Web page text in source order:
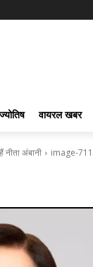
वायरल खबर
अंबानी image-711